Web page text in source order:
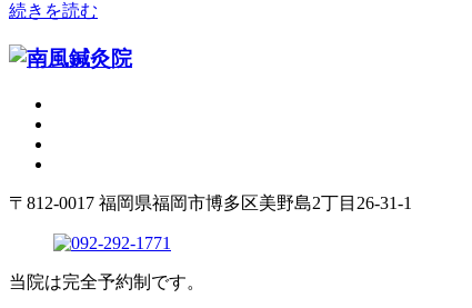
続きを読む
〒812-0017 福岡県福岡市博多区美野島2丁目26-31-1
当院は完全予約制です。